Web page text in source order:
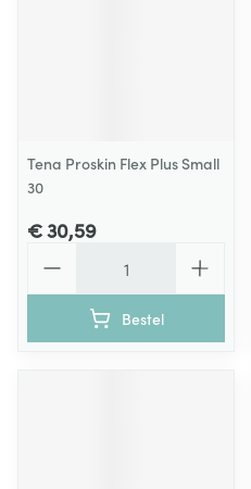
Tena Proskin Flex Plus Small
30
€ 30,59
Bestel